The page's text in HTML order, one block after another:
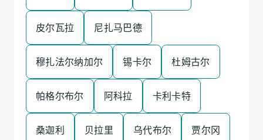
皮尔瓦拉 尼扎马巴德
穆扎法尔纳加尔 锡卡尔 杜姆古尔
帕格尔布尔 阿科拉 卡利卡特
桑迦利 贝拉里 乌代布尔 贾尔冈